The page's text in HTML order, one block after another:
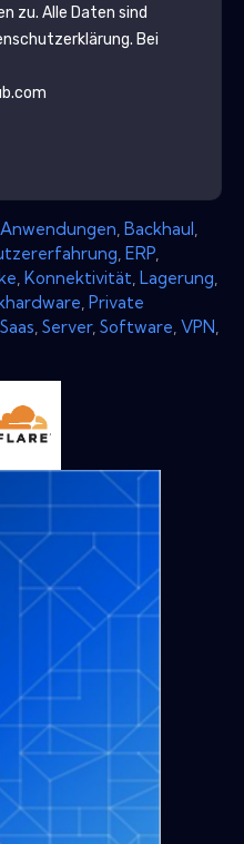
zu. Alle Daten sind
. Bei
Anwendungen Backhaul
ERP
Konnektivität Lagerung
Private
Saas Server, Software VPN